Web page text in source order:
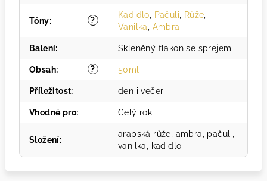
?
Tóny:
Kadidlo Pačuli Růže
Vanilka
Ambra
Balení: Skleněný flakon se sprejem
?
Obsah: 50ml
Příležitost: den i večer
Vhodné pro: Celý rok
Složení:
arabská růže, ambra, pačuli,
vanilka, kadidlo